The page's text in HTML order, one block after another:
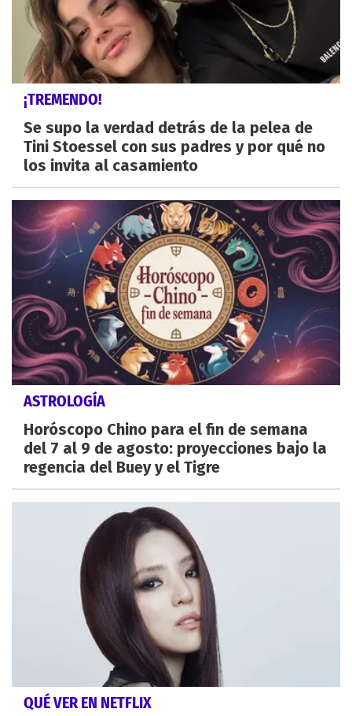
¡TREMENDO!
Se supo la verdad detrás de la pelea de
Tini Stoessel con sus padres y por qué no
los invita al casamiento
ASTROLOGÍA
Horóscopo Chino para el fin de semana
del 7 al 9 de agosto: proyecciones bajo la
regencia del Buey y el Tigre
QUÉ VER EN NETFLIX